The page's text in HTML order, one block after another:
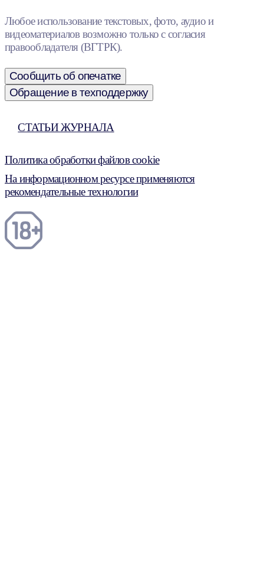
Любое использование текстовых, фото, аудио и
видеоматериалов возможно только с согласия
правообладателя (ВГТРК).
Сообщить об опечатке
Обращение в техподдержку
СТАТЬИ ЖУРНАЛА
Политика обработки файлов cookie
На информационном ресурсе применяются
рекомендательные технологии